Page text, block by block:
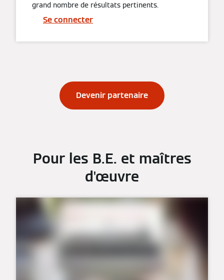
grand nombre de résultats pertinents.
Se connecter
Devenir partenaire
Pour les B.E. et maîtres
d'œuvre